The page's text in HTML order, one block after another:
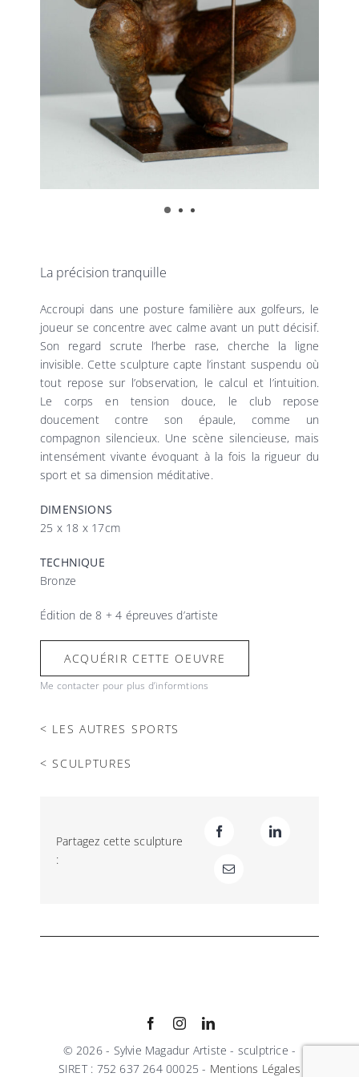
La précision tranquille
Accroupi dans une posture familière aux golfeurs, le
joueur se concentre avec calme avant un putt décisif.
Son regard scrute l’herbe rase, cherche la ligne
invisible. Cette sculpture capte l’instant suspendu où
tout repose sur l’observation, le calcul et l’intuition.
Le corps en tension douce, le club repose
doucement contre son épaule, comme un
compagnon silencieux. Une scène silencieuse, mais
intensément vivante évoquant à la fois la rigueur du
sport et sa dimension méditative.
DIMENSIONS
25 x 18 x 17cm
TECHNIQUE
Bronze
Édition de 8 + 4 épreuves d’artiste
ACQUÉRIR CETTE OEUVRE
Me contacter pour plus d’informtions
< LES AUTRES SPORTS
< SCULPTURES
Partagez cette sculpture
:
© 2026 - Sylvie Magadur Artiste - sculptrice -
SIRET : 752 637 264 00025 - Mentions Légales